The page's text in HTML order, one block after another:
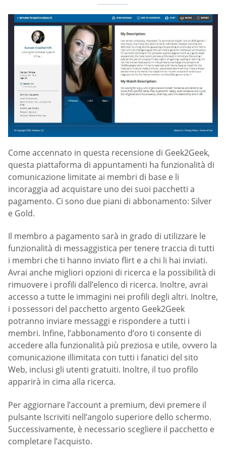
Come accennato in questa recensione di Geek2Geek,
questa piattaforma di appuntamenti ha funzionalità di
comunicazione limitate ai membri di base e li
incoraggia ad acquistare uno dei suoi pacchetti a
pagamento. Ci sono due piani di abbonamento: Silver
e Gold.
Il membro a pagamento sarà in grado di utilizzare le
funzionalità di messaggistica per tenere traccia di tutti
i membri che ti hanno inviato flirt e a chi li hai inviati.
Avrai anche migliori opzioni di ricerca e la possibilità di
rimuovere i profili dall’elenco di ricerca. Inoltre, avrai
accesso a tutte le immagini nei profili degli altri. Inoltre,
i possessori del pacchetto argento Geek2Geek
potranno inviare messaggi e rispondere a tutti i
membri. Infine, l’abbonamento d’oro ti consente di
accedere alla funzionalità più preziosa e utile, ovvero la
comunicazione illimitata con tutti i fanatici del sito
Web, inclusi gli utenti gratuiti. Inoltre, il tuo profilo
apparirà in cima alla ricerca.
Per aggiornare l’account a premium, devi premere il
pulsante Iscriviti nell’angolo superiore dello schermo.
Successivamente, è necessario scegliere il pacchetto e
completare l’acquisto.